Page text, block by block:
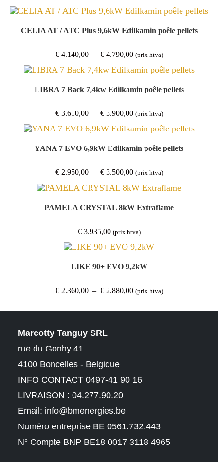
CELIA AT / ATC Plus 9,6kW Edilkamin poêle pellets
€4.140,00 – €4.790,00Plage
de
prix :
€ 4.140,00
€ 4.790,00
(prix htva)
LIBRA 7 Back 7,4kw Edilkamin poêle pellets
€3.610,00 – €3.900,00Plage
de
prix :
€ 3.610,00
€ 3.900,00
(prix htva)
YANA 7 EVO 6,9kW Edilkamin poêle pellets
€2.950,00 – €3.500,00Plage
de
prix :
€ 2.950,00
€ 3.500,00
(prix htva)
PAMELA CRYSTAL 8kW Extraflame
€3.935,00 (prix htva)
LIKE 90+ EVO 9,2kW
€2.360,00 – €2.880,00Plage
de
€ 2.360,00
(prix htva)
Marcotty Tanguy SRL
rue du Gonhy 41
4100 Boncelles - Belgique
INFO CONTACT 0497-41 90 16
LIVRAISON : 04.277.90.20
Email: info@bmenergies.be
Numéro entreprise BE 0561.732.443
N° Compte BNP BE18 0017 3118 4965